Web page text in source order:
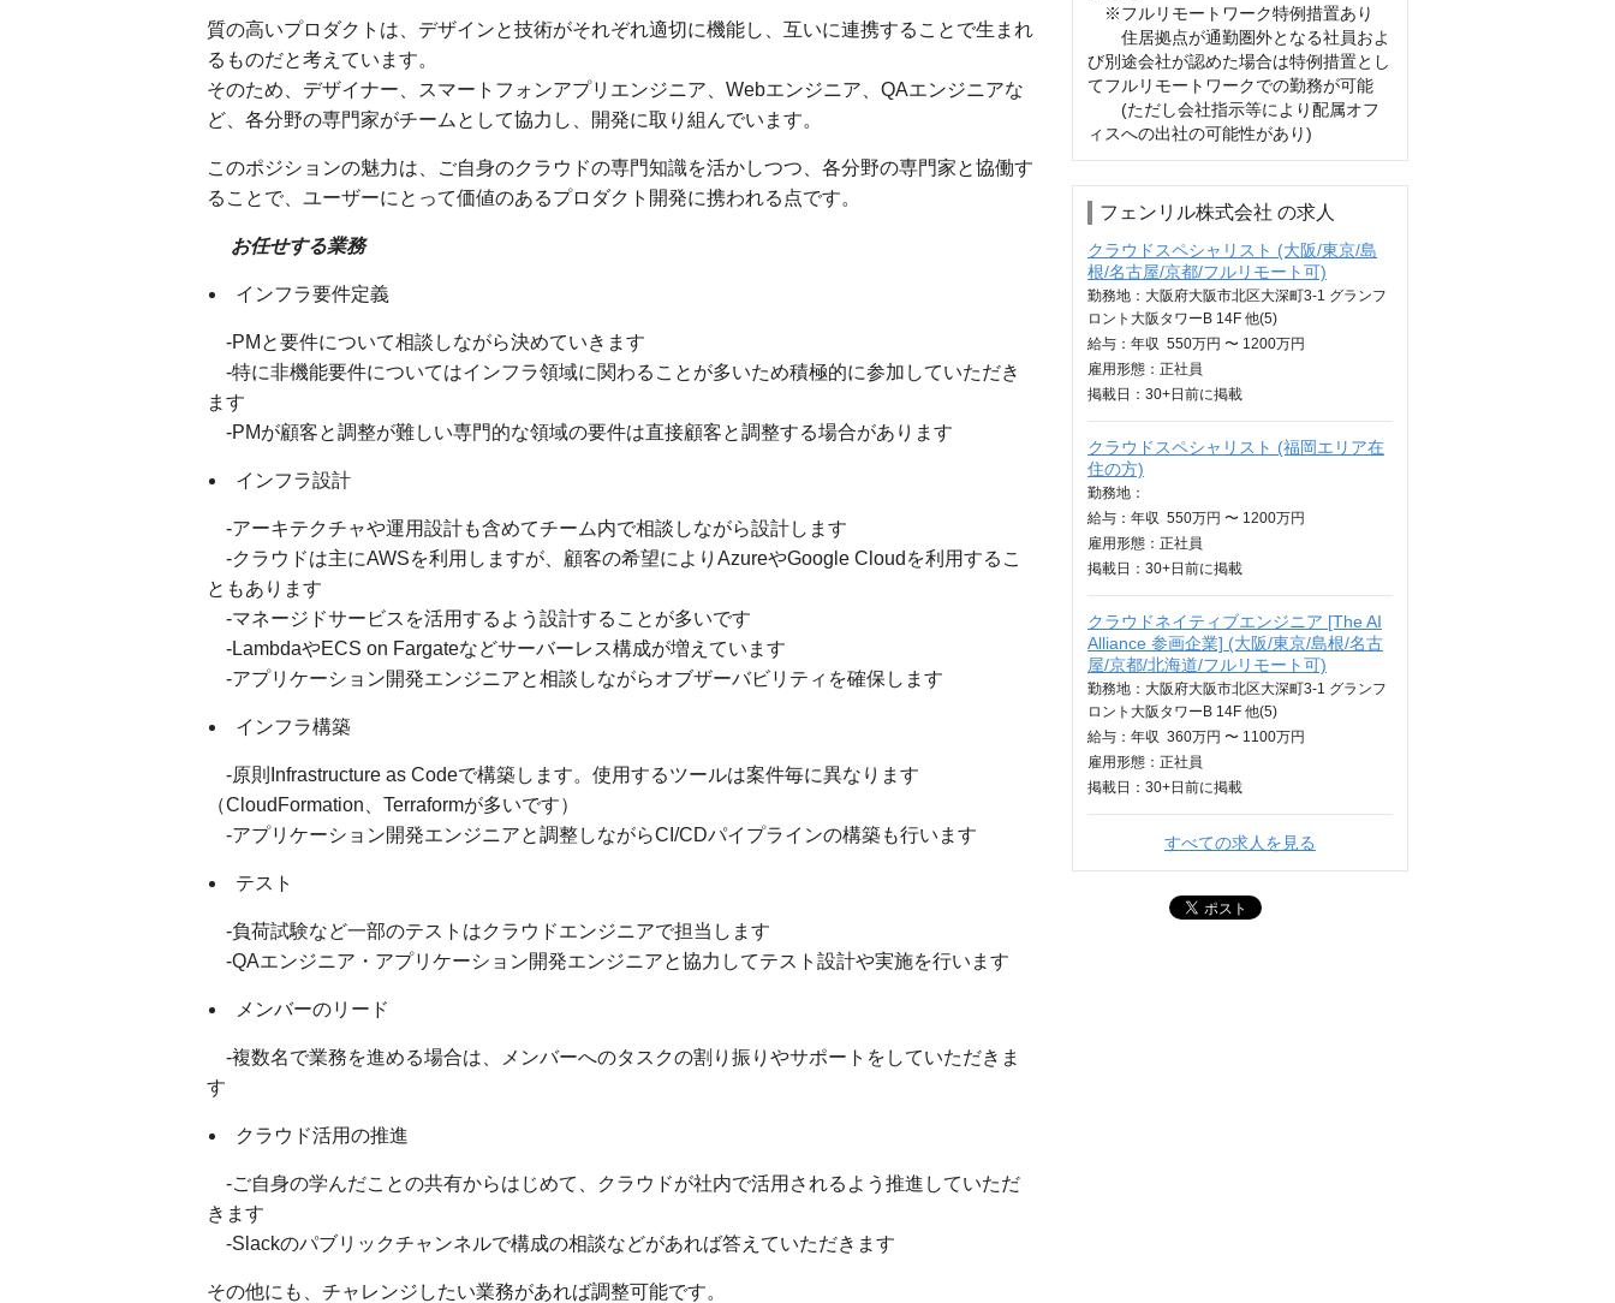
質の高いプロダクトは、デザインと技術がそれぞれ適切に機能し、互いに連携することで生まれ
るものだと考えています。
そのため、デザイナー、スマートフォンアプリエンジニア、Webエンジニア、QAエンジニアな
ど、各分野の専門家がチームとして協力し、開発に取り組んでいます。
このポジションの魅力は、ご自身のクラウドの専門知識を活かしつつ、各分野の専門家と協働す
ることで、ユーザーにとって価値のあるプロダクト開発に携われる点です。
お任せする業務
インフラ要件定義
-PMと要件について相談しながら決めていきます
-特に非機能要件についてはインフラ領域に関わることが多いため積極的に参加していただき
ます
-PMが顧客と調整が難しい専門的な領域の要件は直接顧客と調整する場合があります
インフラ設計
-アーキテクチャや運用設計も含めてチーム内で相談しながら設計します
-クラウドは主にAWSを利用しますが、顧客の希望によりAzureやGoogle Cloudを利用するこ
ともあります
-マネージドサービスを活用するよう設計することが多いです
-LambdaやECS on Fargateなどサーバーレス構成が増えています
-アプリケーション開発エンジニアと相談しながらオブザーバビリティを確保します
インフラ構築
-原則Infrastructure as Codeで構築します。使用するツールは案件毎に異なります
（CloudFormation、Terraformが多いです）
-アプリケーション開発エンジニアと調整しながらCI/CDパイプラインの構築も行います
テスト
-負荷試験など一部のテストはクラウドエンジニアで担当します
-QAエンジニア・アプリケーション開発エンジニアと協力してテスト設計や実施を行います
メンバーのリード
-複数名で業務を進める場合は、メンバーへのタスクの割り振りやサポートをしていただきま
す
クラウド活用の推進
-ご自身の学んだことの共有からはじめて、クラウドが社内で活用されるよう推進していただ
きます
-Slackのパブリックチャンネルで構成の相談などがあれば答えていただきます
その他にも、チャレンジしたい業務があれば調整可能です。
※フルリモートワーク特例措置あり
住居拠点が通勤圏外となる社員およ
び別途会社が認めた場合は特例措置とし
てフルリモートワークでの勤務が可能
(ただし会社指示等により配属オフ
ィスへの出社の可能性があり)
フェンリル株式会社 の求人
クラウドスペシャリスト (大阪/東京/島
根/名古屋/京都/フルリモート可)
勤務地：大阪府大阪市北区大深町3-1 グランフ
ロント大阪タワーB 14F 他(5)
給与： 年収 550万円 〜 1200万円
雇用形態：正社員
掲載日： 30+日 前に掲載
クラウドスペシャリスト (福岡エリア在
住の方)
勤務地：
給与： 年収 550万円 〜 1200万円
雇用形態：正社員
掲載日： 30+日 前に掲載
クラウドネイティブエンジニア [The AI
Alliance 参画企業] (大阪/東京/島根/名古
屋/京都/北海道/フルリモート可)
勤務地：大阪府大阪市北区大深町3-1 グランフ
ロント大阪タワーB 14F 他(5)
給与： 年収 360万円 〜 1100万円
雇用形態：正社員
掲載日： 30+日 前に掲載
すべての求人を見る